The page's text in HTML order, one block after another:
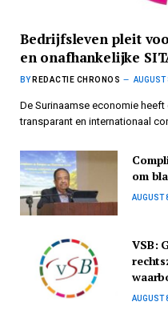
Bedrijfsleven pleit
en onafhankelijke
BY REDACTIE CHRONOS
De Surinaamse economie
transparant en internationaal
om
AUGUST
VSB:
AUGUST